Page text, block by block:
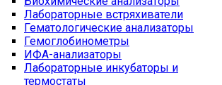
Лабораторные встряхиватели
Гематологические анализаторы
Гемоглобинометры
ИФА-анализаторы
Лабораторные инкубаторы и
термостаты